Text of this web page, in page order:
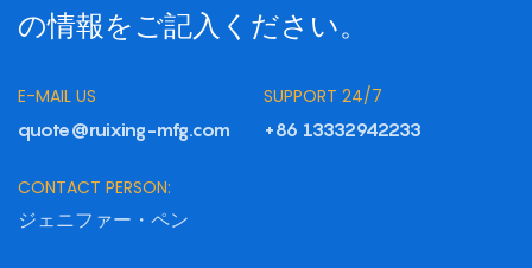
の情報をご記入ください。
E-MAIL US
quote@ruixing-mfg.com
SUPPORT 24/7
+86 13332942233
CONTACT PERSON:
ジェニファー・ペン